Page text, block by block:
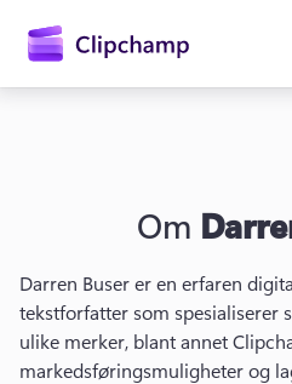
Logg på
Om
Darren Buser er en erfaren
tekstforfatter som spesialiserer
ulike merker, blant annet
markedsføringsmuligheter og